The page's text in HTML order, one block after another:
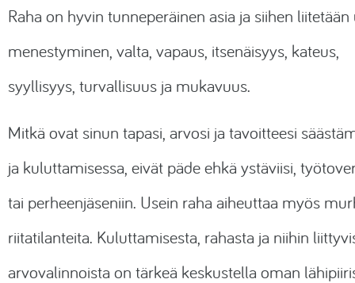
Luonnonkosmetiikka
Lemmikkitarvikkeet
Rahoituslaskuri
Autolainalaskuri
Raha on hyvin tunneperäinen asia ja siihen liitetään
menestyminen, valta, vapaus, itsenäisyys, kateus,
syyllisyys, turvallisuus ja mukavuus.
Mitkä ovat sinun tapasi, arvosi ja tavoitteesi
ja kuluttamisessa, eivät päde ehkä ystäviisi,
tai perheenjäseniin. Usein raha aiheuttaa myös
riitatilanteita. Kuluttamisesta, rahasta ja niihin
arvovalinnoista on tärkeä keskustella oman